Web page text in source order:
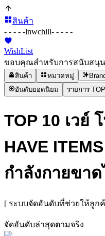
สินค้า
- - - - -lnwchill- - - - -
WishList
ขอบคุณสำหรับการสนับสนุน
สินค้า หมวดหมู่
อันดับยอดนิยม
รายการ
TOP 10 เวย์
HAVE
กำลังกายขา
[ ระบบจัดอันดับที่ช่วยให้ลูก
จัดอันดับล่าสุดตามจริง